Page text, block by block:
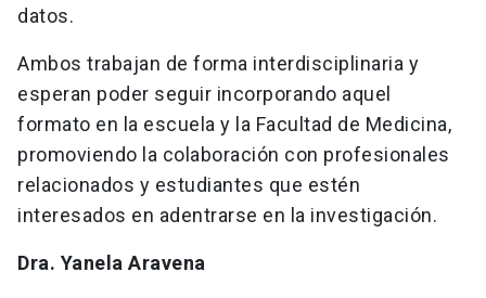
datos.
Ambos trabajan de forma interdisciplinaria y
esperan poder seguir incorporando aquel
formato en la escuela y la Facultad de Medicina,
promoviendo la colaboración con profesionales
relacionados y estudiantes que estén
interesados en adentrarse en la investigación.
Dra. Yanela Aravena